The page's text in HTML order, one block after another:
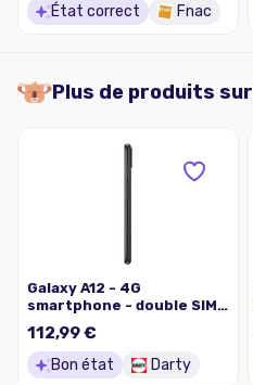
slot - Écran LCD - 6.5" -
1600 x 720 pixels - 4x
État correct Fnac
Plus de produits sur
Galaxy A12 - 4G
smartphone - double SIM -
RAM 4 Go / Mémoire
interne 64 Go - microSD
slot - Ecran LCD - 6.5" -
1600 x 720 pixels - 4x
112,99 €
Bon état Darty